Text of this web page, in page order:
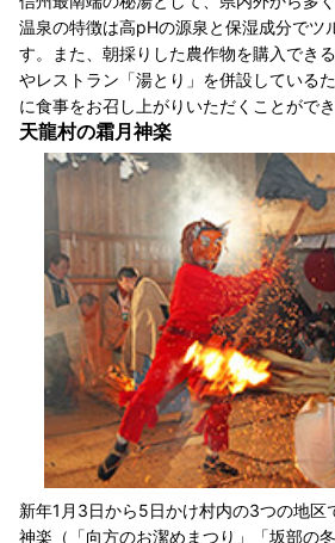
温泉の特徴は高pHの源泉と保湿成分でツ
す。また、朝採りした農作物を購入でき
やレストラン「湯とり」を併設している
に食事をお召し上がりいただくことができ
天龍村の霜月神楽
新年1月3日から5日かけ村内の3つの地区
神楽（「向方のお潔めまつり」「坂部の